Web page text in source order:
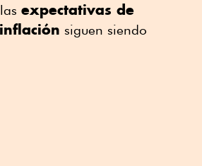
expectativas de
siguen siendo